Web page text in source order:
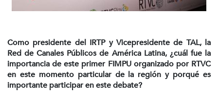
Como presidente del IRTP y Vicepresidente de TAL, la
Red de Canales Públicos de América Latina, ¿cuál fue la
importancia de este primer FIMPU organizado por RTVC
en este momento particular de la región y porqué es
importante participar en este debate?